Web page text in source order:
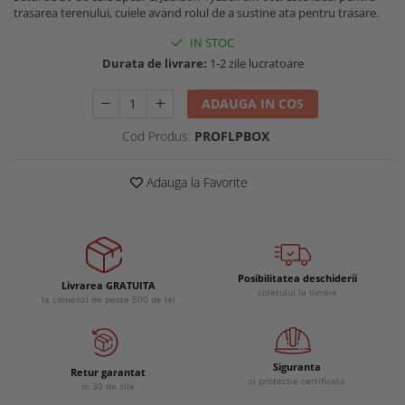
Buzunare externe
Echipamente muncitori ferma
Echipamente mulgatori
Echipamente trimeri ongloane
Menghine si prese
trasarea terenului, cuiele avand rolul de a sustine ata pentru trasare.
IN STOC
Durata de livrare: 1-2 zile lucratoare
ADAUGA IN COS
Cod Produs: PROFLPBOX
Adauga la Favorite
Livrarea GRATUITA
la comenzi de peste 500 de lei
Posibilitatea deschiderii
coletului la livrare
Retur garantat
in 30 de zile
Siguranta
si protectie certificata